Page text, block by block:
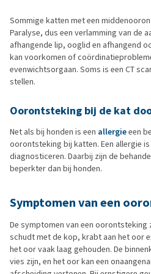
Sommige katten met een
Paralyse, dus een verlamming van de
afhangende lip, ooglid en afhangend
kan voorkomen of
evenwichtsorgaan. Soms is een CT
stellen.
Oorontsteking bij de kat
Net als bij honden is een allergieeen
oorontsteking bij katten. Een allergie
diagnosticeren. Daarbij zijn de
beperkter dan bij honden.
Symptomen van een
De symptomen van een oorontsteking
schudt met de kop, krabt aan het oor
het oor vaak laag gehouden. De
vies zijn, en het oor kan een